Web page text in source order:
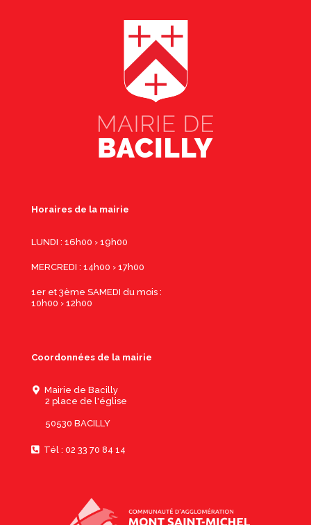
Horaires de la mairie
LUNDI : 16h00 › 19h00
MERCREDI : 14h00 › 17h00
1er et 3ème SAMEDI du mois :
10h00 › 12h00
Coordonnées de la mairie
Mairie de Bacilly
2 place de l'église
50530 BACILLY
Tél : 02 33 70 84 14